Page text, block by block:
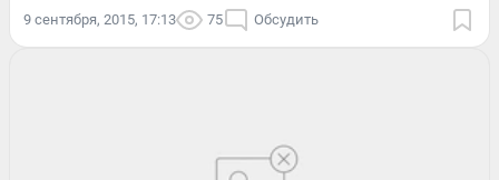
9 сентября, 2015, 17:13 75 Обсудить